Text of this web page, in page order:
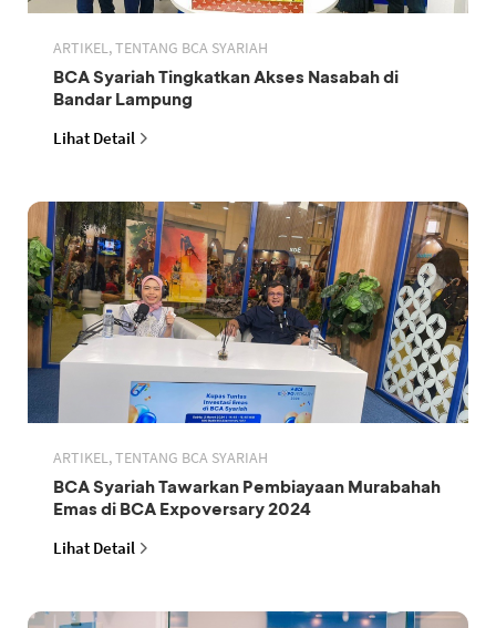
ARTIKEL, TENTANG BCA SYARIAH
BCA Syariah Tingkatkan Akses Nasabah di
Bandar Lampung
Lihat Detail
ARTIKEL, TENTANG BCA SYARIAH
BCA Syariah Tawarkan Pembiayaan Murabahah
Emas di BCA Expoversary 2024
Lihat Detail